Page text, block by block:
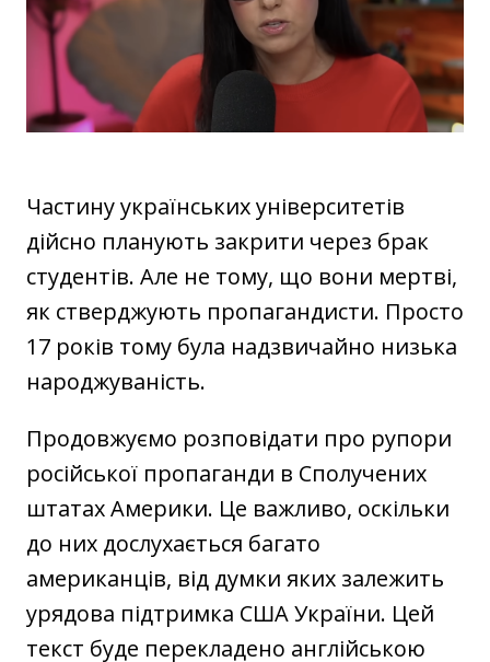
Частину українських університетів
дійсно планують закрити через брак
студентів. Але не тому, що вони мертві,
як стверджують пропагандисти. Просто
17 років тому була надзвичайно низька
народжуваність.
Продовжуємо розповідати про рупори
російської пропаганди в Сполучених
штатах Америки. Це важливо, оскільки
до них дослухається багато
американців, від думки яких залежить
урядова підтримка США України. Цей
текст буде перекладено англійською